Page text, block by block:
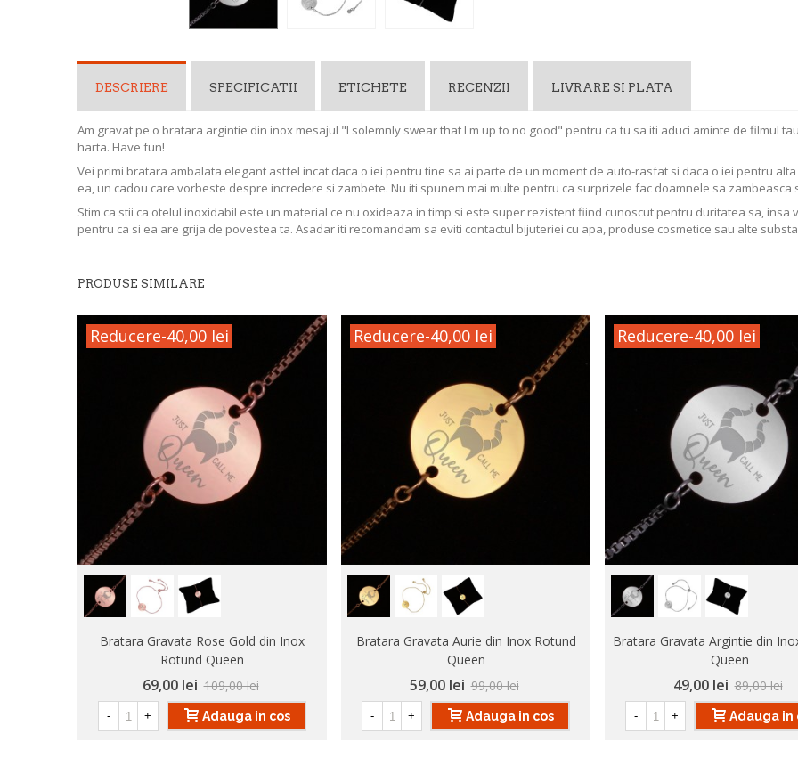
DESCRIERE SPECIFICATII ETICHETE RECENZII LIVRARE SI PLATA
Am gravat pe o bratara argintie din inox mesajul "I solemnly swear that I'm up to no good" pentru ca tu sa iti aduci aminte de filmul
harta. Have fun!
Vei primi bratara ambalata elegant astfel incat daca o iei pentru tine sa ai parte de un moment de auto-rasfat si daca o iei pentru
ea, un cadou care vorbeste despre incredere si zambete. Nu iti spunem mai multe pentru ca surprizele fac doamnele sa zambeasca
Stim ca stii ca otelul inoxidabil este un material ce nu oxideaza in timp si este super rezistent fiind cunoscut pentru duritatea sa,
pentru ca si ea are grija de povestea ta. Asadar iti recomandam sa eviti contactul bijuteriei cu apa, produse cosmetice sau alte
PRODUSE SIMILARE
Reducere-40,00 lei
Bratara Gravata Rose Gold din Inox
Rotund Queen
69,00 lei 109,00 lei
- + Adauga in cos
Reducere-40,00 lei
Bratara Gravata Aurie din Inox Rotund
Queen
59,00 lei 99,00 lei
- + Adauga in cos
Reducere-40,00 lei
Bratara Gravata Argintie din
Queen
49,00 lei 89,00 lei
- + Adauga in